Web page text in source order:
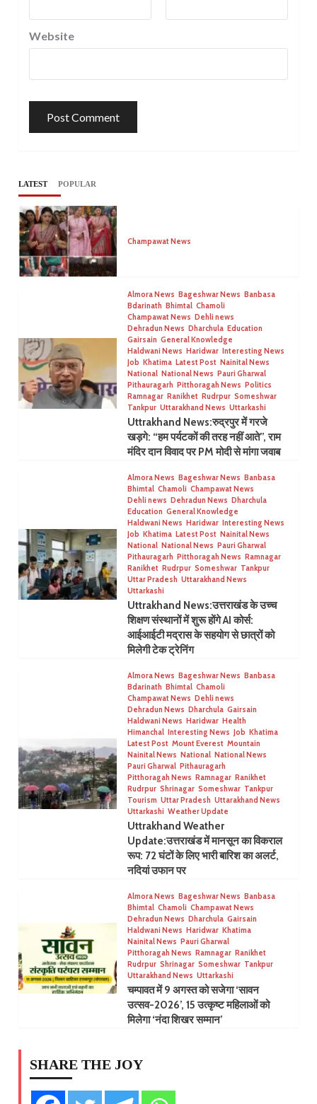
Website
LATEST POPULAR
Champawat News
Almora News Bageshwar News Banbasa
Bdarinath Bhimtal Chamoli
Champawat News Dehli news
Dehradun News Dharchula Education
Gairsain General Knowledge
Haldwani News Haridwar Interesting News
Job Khatima Latest Post Nainital News
National National News Pauri Gharwal
Pithauragarh Pitthoragah News Politics
Ramnagar Ranikhet Rudrpur Someshwar
Tankpur Uttarakhand News Uttarkashi
Uttrakhand News:रुद्रपुर में गरजे
खड़गे: “हम पर्यटकों की तरह नहीं आते”, राम
मंदिर दान विवाद पर PM मोदी से मांगा जवाब
Almora News Bageshwar News Banbasa
Bhimtal Chamoli Champawat News
Dehli news Dehradun News Dharchula
Education General Knowledge
Haldwani News Haridwar Interesting News
Job Khatima Latest Post Nainital News
National National News Pauri Gharwal
Pithauragarh Pitthoragah News Ramnagar
Ranikhet Rudrpur Someshwar Tankpur
Uttar Pradesh Uttarakhand News
Uttarkashi
Uttrakhand News:उत्तराखंड के उच्च
शिक्षण संस्थानों में शुरू होंगे AI कोर्स:
आईआईटी मद्रास के सहयोग से छात्रों को
मिलेगी टेक ट्रेनिंग
Almora News Bageshwar News Banbasa
Bdarinath Bhimtal Chamoli
Champawat News Dehli news
Dehradun News Dharchula Gairsain
Haldwani News Haridwar Health
Himanchal Interesting News Job Khatima
Latest Post Mount Everest Mountain
Nainital News National National News
Pauri Gharwal Pithauragarh
Pitthoragah News Ramnagar Ranikhet
Rudrpur Shrinagar Someshwar Tankpur
Tourism Uttar Pradesh Uttarakhand News
Uttarkashi Weather Update
Uttrakhand Weather
Update:उत्तराखंड में मानसून का विकराल
रूप: 72 घंटों के लिए भारी बारिश का अलर्ट,
नदियां उफान पर
Almora News Bageshwar News Banbasa
Bhimtal Chamoli Champawat News
Dehradun News Dharchula Gairsain
Haldwani News Haridwar Khatima
Nainital News Pauri Gharwal
Pitthoragah News Ramnagar Ranikhet
Rudrpur Shrinagar Someshwar Tankpur
Uttarakhand News Uttarkashi
चम्पावत में 9 अगस्त को सजेगा ‘सावन
उत्सव-2026’, 15 उत्कृष्ट महिलाओं को
मिलेगा ‘नंदा शिखर सम्मान’
SHARE THE JOY